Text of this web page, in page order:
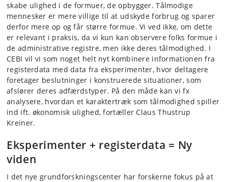
skabe ulighed i de formuer, de opbygger. Tålmodige
mennesker er mere villige til at udskyde forbrug og sparer
derfor mere op og får større formue. Vi ved ikke, om dette
er relevant i praksis, da vi kun kan observere folks formue i
de administrative registre, men ikke deres tålmodighed. I
CEBI vil vi som noget helt nyt kombinere informationen fra
registerdata med data fra eksperimenter, hvor deltagere
foretager beslutninger i konstruerede situationer, som
afslører deres adfærdstyper. På den måde kan vi fx
analysere, hvordan et karaktertræk som tålmodighed spiller
ind ift. økonomisk ulighed, fortæller Claus Thustrup
Kreiner.
Eksperimenter + registerdata = Ny
viden
I det nye grundforskningscenter har forskerne fokus på at